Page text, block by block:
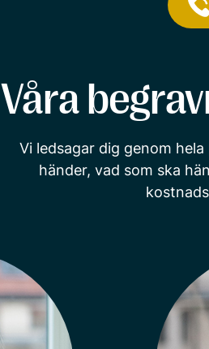
Våra
Vi ledsagar dig genom
händer, vad som ska